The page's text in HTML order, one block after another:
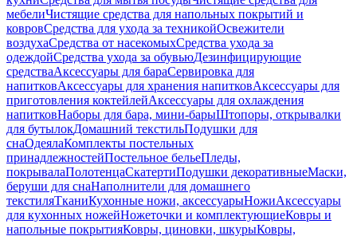
мебелиЧистящие средства для напольных покрытий и
ковровСредства для ухода за техникойОсвежители
воздухаСредства от насекомыхСредства ухода за
одеждойСредства ухода за обувьюДезинфицирующие
средстваАксессуары для бараСервировка для
напитковАксессуары для хранения напитковАксессуары для
приготовления коктейлейАксессуары для охлаждения
напитковНаборы для бара, мини-барыШтопоры, открывалки
для бутылокДомашний текстильПодушки для
снаОдеялаКомплекты постельных
принадлежностейПостельное бельеПледы,
покрывалаПолотенцаСкатертиПодушки декоративныеМаски,
беруши для снаНаполнители для домашнего
текстиляТканиКухонные ножи, аксессуарыНожиАксессуары
для кухонных ножейНожеточки и комплектующиеКовры и
напольные покрытияКовры, циновки, шкурыКовры,